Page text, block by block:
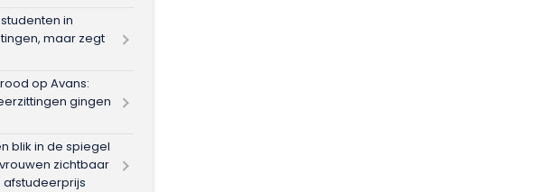
in
maar zegt
op Avans:
gingen
blik in de spiegel
zichtbaar